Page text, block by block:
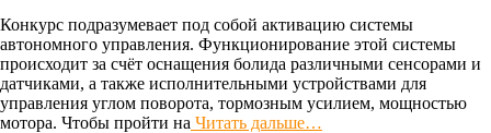
Конкурс подразумевает под собой активацию системы
автономного управления. Функционирование этой системы
происходит за счёт оснащения болида различными сенсорами и
датчиками, а также исполнительными устройствами для
управления углом поворота, тормозным усилием, мощностью
мотора. Чтобы пройти на Читать дальше…